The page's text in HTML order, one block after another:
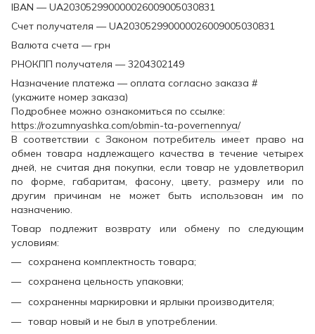
IBAN — UA203052990000026009005030831
Счет получателя — UA203052990000026009005030831
Валюта счета — грн
РНОКПП получателя — 3204302149
Назначение платежа — оплата согласно заказа #
(укажите номер заказа)
Подробнее можно ознакомиться по ссылке:
https://rozumnyashka.com/obmin-ta-povernennya/
В соответствии с Законом потребитель имеет право на
обмен товара надлежащего качества в течение четырех
дней, не считая дня покупки, если товар не удовлетворил
по форме, габаритам, фасону, цвету, размеру или по
другим причинам не может быть использован им по
назначению.
Товар подлежит возврату или обмену по следующим
условиям:
сохранена комплектность товара;
сохранена цельность упаковки;
сохраненны маркировки и ярлыки производителя;
товар новый и не был в употреблении.